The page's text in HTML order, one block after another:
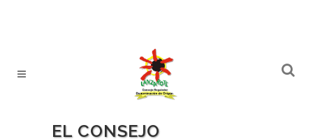
EL CONSEJO